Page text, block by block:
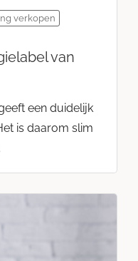
verkopen
van
een duidelijk
is daarom slim